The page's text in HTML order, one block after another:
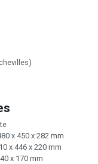
x 450 x 282 mm
x 446 x 220 mm
x 170 mm